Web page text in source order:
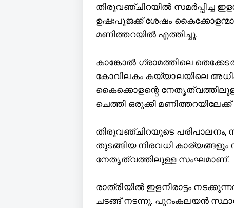
തിരുവഞ്ചിറയില്‍ സമർപ്പിച്ച
ഉഷഃപൂജക്ക് ശേഷം
മണിത്തറയില്‍ എത്തിച്ചു.
കാങ്കോല്‍ ഗ്രാമത്തിലെ
കോവിലകം കയ്യാലയിലെ
കൈക്കൊളന്റെ
ചെത്തി ഒരുക്കി മണിത്തറയിലേക്ക്
തിരുവഞ്ചിറയുടെ
തുടങ്ങിയ നിരവധി
നേതൃത്വത്തിലുള്ള സംഘമാണ്.
രാത്രിയില്‍ ഇളനീരാട്ടം
ചടങ്ങ് നടന്നു. പുറംകലയൻ